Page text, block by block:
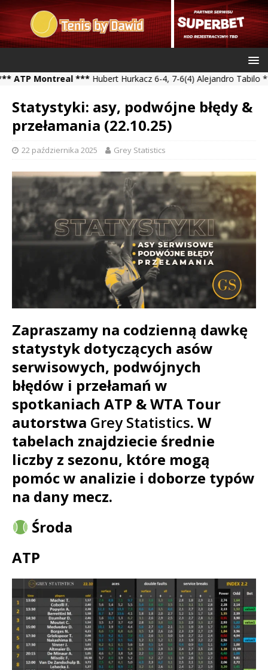
Montreal ***Hubert Hurkacz 6-4, 7-6(4) Alejandro Tabilo ***
Statystyki: asy, podwójne błędy &
przełamania (22.10.25)
22 października 2025 Grey Statistics
Zapraszamy na codzienną dawkę
statystyk dotyczących asów
serwisowych, podwójnych
błędów i przełamań w
spotkaniach ATP & WTA Tour
autorstwa Grey Statistics. W
tabelach znajdziecie średnie
liczby z sezonu, które mogą
pomóc w analizie i doborze typów
na dany mecz.
Środa
ATP